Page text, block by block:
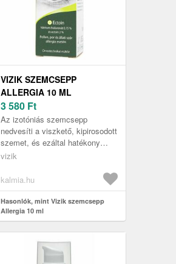
VIZIK SZEMCSEPP
ALLERGIA 10 ML
3 580 Ft
Az izotóniás szemcsepp
nedvesíti a viszkető, kipirosodott
szemet, és ezáltal hatékony
védőkomplexumot képez az
mint pl...
vizik
kalmia.hu
Hasonlók, mint Vizik szemcsepp
Allergia 10 ml